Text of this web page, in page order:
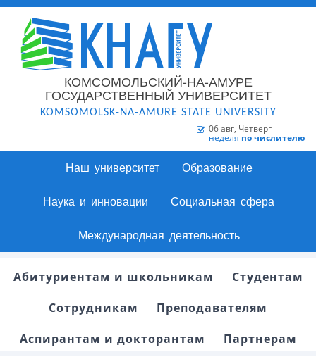
КОМСОМОЛЬСКИЙ-НА-АМУРЕ
ГОСУДАРСТВЕННЫЙ УНИВЕРСИТЕТ
KOMSOMOLSK-NA-AMURE STATE UNIVERSITY
06 авг, Четверг
неделя по числителю
Наш университет Образование
Наука и инновации Социальная сфера
Международная деятельность
Абитуриентам и школьникам
Студентам
Сотрудникам
Преподавателям
Аспирантам и докторантам
Партнерам